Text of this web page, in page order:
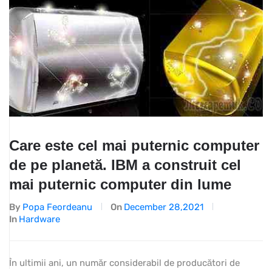
Care este cel mai puternic computer
de pe planetă. IBM a construit cel
mai puternic computer din lume
By Popa Feordeanu On December 28,2021
In Hardware
În ultimii ani, un număr considerabil de producători de